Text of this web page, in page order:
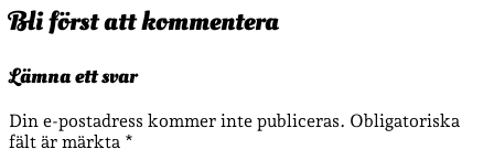
Bli först att kommentera
Lämna ett svar
Din e-postadress kommer inte publiceras. Obligatoriska
fält är märkta *